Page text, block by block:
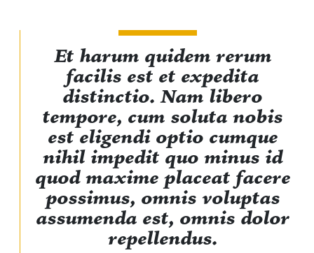
Et harum quidem rerum
facilis est et expedita
distinctio. Nam libero
tempore, cum soluta nobis
est eligendi optio cumque
nihil impedit quo minus id
quod maxime placeat facere
possimus, omnis voluptas
assumenda est, omnis dolor
repellendus.